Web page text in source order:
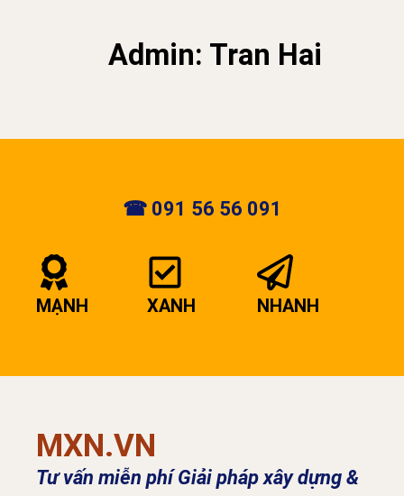
Admin: Tran Hai
☎ 091 56 56 091
MẠNH XANH NHANH
MXN.VN
Tư vấn miễn phí Giải pháp xây dựng &